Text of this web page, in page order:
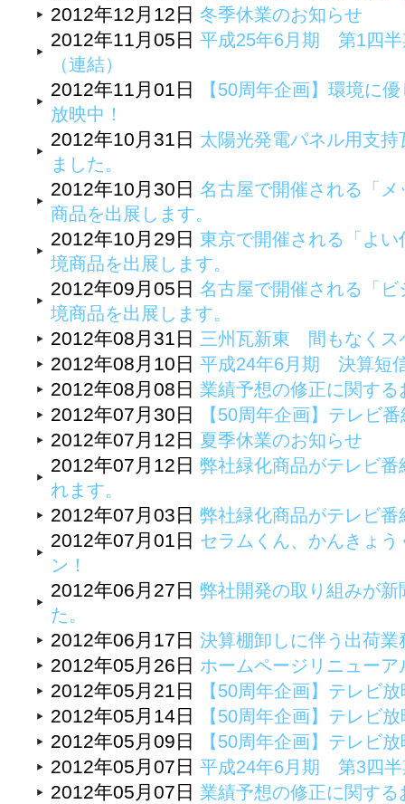
2012年12月12日 冬季休業のお知らせ
2012年11月05日 平成25年6月期 第1四半
（連結）
2012年11月01日
【50周年企画】環境に
放映中！
2012年10月31日 太陽光発電パネル用支
ました。
2012年10月30日 名古屋で開催される「
商品を出展します。
2012年10月29日 東京で開催される「よ
境商品を出展します。
2012年09月05日 名古屋で開催される「
境商品を出展します。
2012年08月31日 三州瓦新東 間もなくス
2012年08月10日 平成24年6月期 決算短
2012年08月08日 業績予想の修正に関する
2012年07月30日 【50周年企画】テレビ
2012年07月12日 夏季休業のお知らせ
2012年07月12日 弊社緑化商品がテレビ
れます。
2012年07月03日 弊社緑化商品がテレビ
2012年07月01日 セラムくん、かんきょ
ン！
2012年06月27日 弊社開発の取り組みが
た。
2012年06月17日 決算棚卸しに伴う出荷
2012年05月26日 ホームページリニューア
2012年05月21日 【50周年企画】テレビ
2012年05月14日 【50周年企画】テレビ
2012年05月09日 【50周年企画】テレビ
2012年05月07日 平成24年6月期 第3四半
2012年05月07日 業績予想の修正に関する